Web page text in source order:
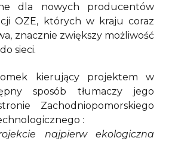
dla nowych producentów
OZE, których w kraju coraz
znacznie zwiększy możliwość
do sieci.
kierujący projektem w
sposób tłumaczy jego
Zachodniopomorskiego
:
najpierw ekologiczna